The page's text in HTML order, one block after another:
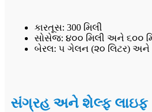
કારતૂસ: 300 મિલી
સોસેજ: ૪૦૦ મિલી અને ૬૦૦
બેરલ: ૫ ગેલન (૨૦ લિટર) અને
સંગ્રહ અને શેલ્ફ લાઇફ